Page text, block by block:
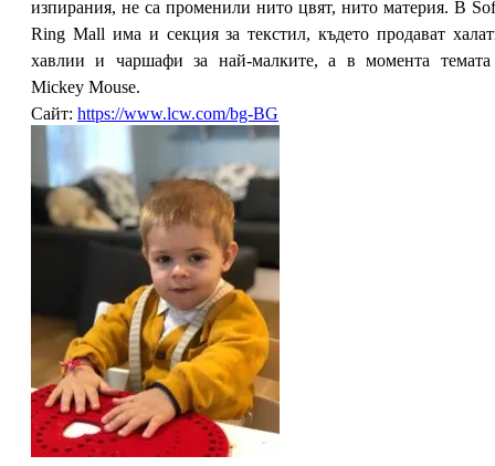
изпирания, не са променили нито цвят, нито материя. В
Ring Mall има и секция за текстил, където продават
хавлии и чаршафи за най-малките, а в момента
Mickey Mouse.
Сайт: https://www.lcw.com/bg-BG